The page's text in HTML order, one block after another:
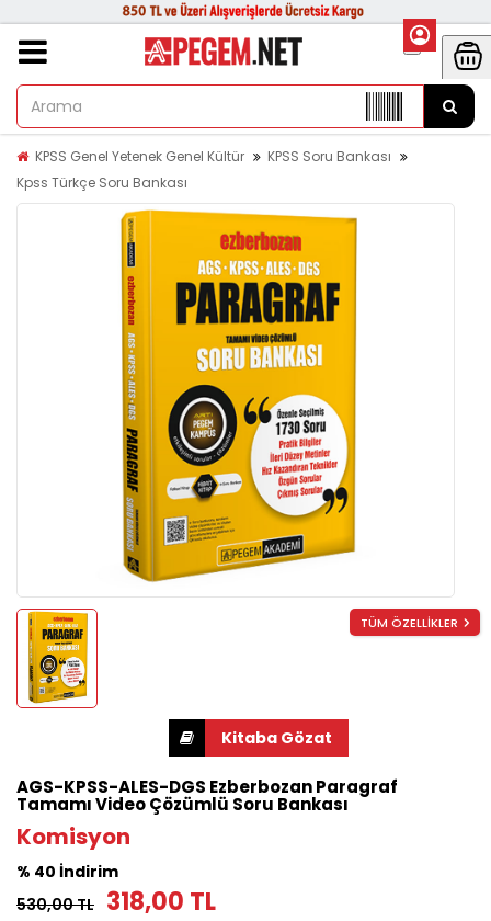
KPSS Genel Yetenek Genel Kültür
KPSS Soru Bankası
Kpss Türkçe Soru Bankası
TÜM ÖZELLİKLER
AGS-KPSS-ALES-DGS Ezberbozan Paragraf
Tamamı Video Çözümlü Soru Bankası
Komisyon
% 40 İndirim
530,00 TL 318,00 TL